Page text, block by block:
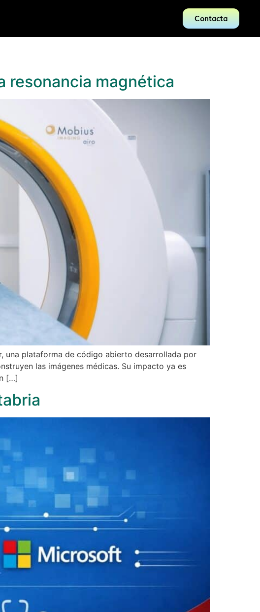
Contacta
resonancia magnética
una plataforma de código abierto desarrollada por
las imágenes médicas. Su impacto ya es
[…]